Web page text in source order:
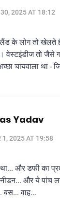
30, 2025 AT 18:12
के लोग तो खेलते
वेस्टइंडीज तो जैसे
चायवाला था -
Yadav
1, 2025 AT 19:58
और डफी का
और ये पांच
वाह...